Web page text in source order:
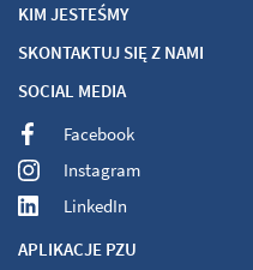
KIM JESTEŚMY
SKONTAKTUJ SIĘ Z NAMI
SOCIAL MEDIA
Facebook
Instagram
LinkedIn
APLIKACJE PZU